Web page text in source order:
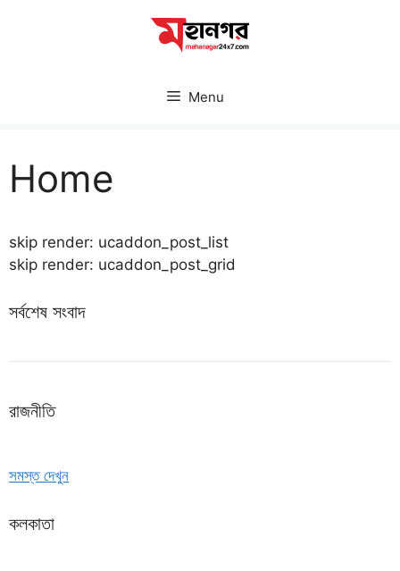
Menu
Home
skip render: ucaddon_post_list
skip render: ucaddon_post_grid
সর্বশেষ সংবাদ
রাজনীতি
সমস্ত দেখুন
কলকাতা